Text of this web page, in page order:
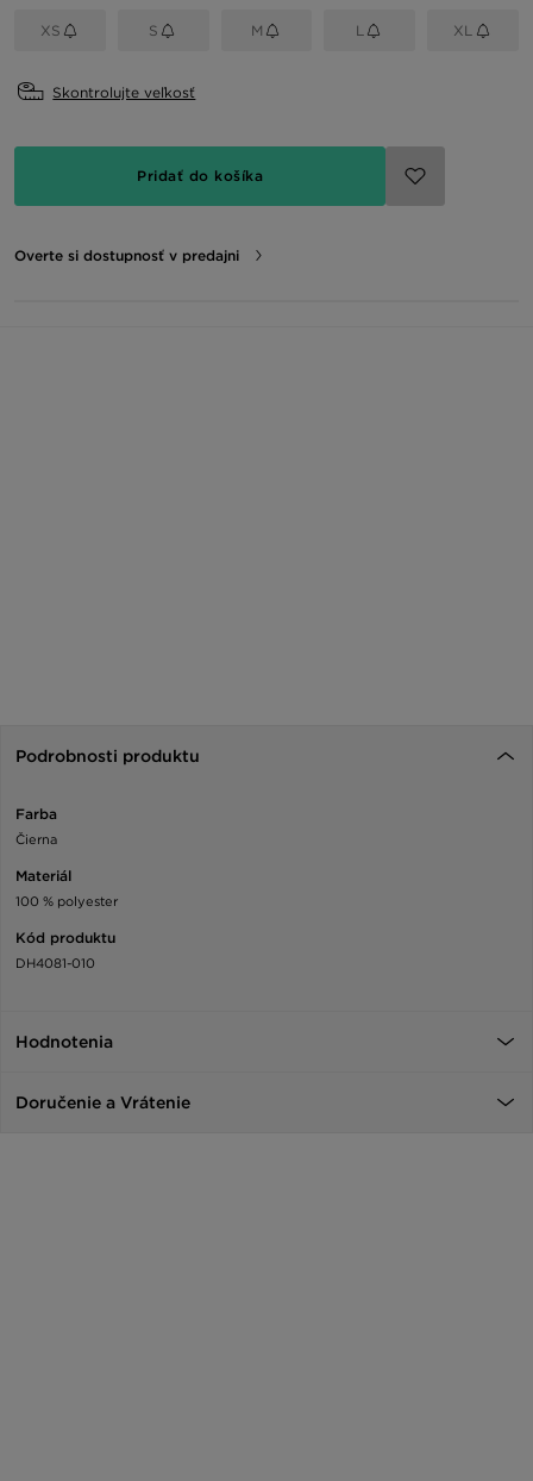
XS S M L XL
Skontrolujte veľkosť
Pridať do košíka
Overte si dostupnosť v predajni
Podrobnosti produktu
Farba
Čierna
Materiál
100 % polyester
Kód produktu
DH4081-010
Hodnotenia
Doručenie a Vrátenie